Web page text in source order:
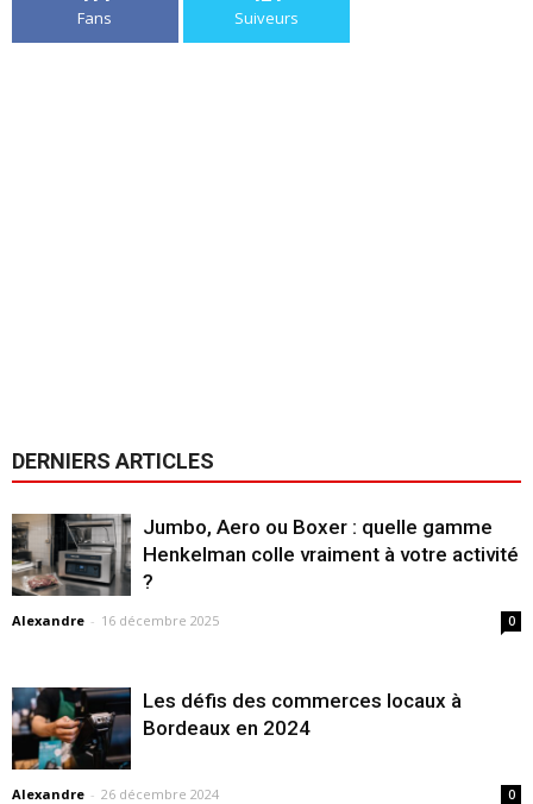
Fans Suiveurs
DERNIERS ARTICLES
Jumbo, Aero ou Boxer : quelle gamme
Henkelman colle vraiment à votre activité
?
Alexandre - 16 décembre 2025 0
Les défis des commerces locaux à
Bordeaux en 2024
Alexandre - 26 décembre 2024 0